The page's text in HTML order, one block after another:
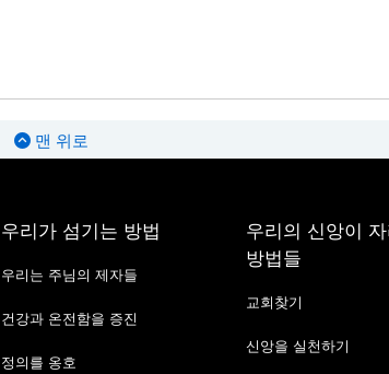
맨 위로
우리가 섬기는 방법
우리는 주님의 제자들
건강과 온전함을 증진
정의를 옹호
우리의 신앙이
방법들
교회찾기
신앙을 실천하기